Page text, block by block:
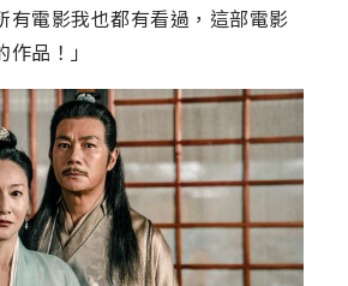
有電影我也都有看過，這部電影
品！」